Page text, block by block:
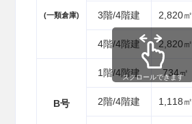
(一類倉庫) 3階/4階建 2,820㎡
4階/4階建 2,820㎡
B号
1階/4階建 734㎡
2階/4階建 1,118㎡
スクロールできます